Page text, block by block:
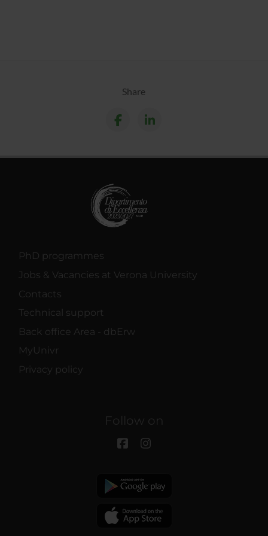
Share
PhD programmes
Jobs & Vacancies at Verona University
Contacts
Technical support
Back office Area - dbErw
MyUnivr
Privacy policy
Follow on